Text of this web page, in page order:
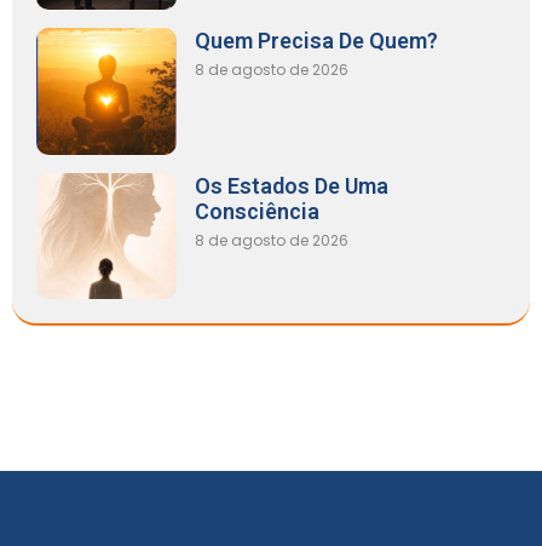
Quem Precisa De Quem?
8 de agosto de 2026
Os Estados De Uma
Consciência
8 de agosto de 2026